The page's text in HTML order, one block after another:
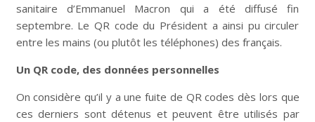
sanitaire d’Emmanuel Macron qui a été diffusé fin
septembre. Le QR code du Président a ainsi pu circuler
entre les mains (ou plutôt les téléphones) des français.
Un QR code, des données personnelles
On considère qu’il y a une fuite de QR codes dès lors que
ces derniers sont détenus et peuvent être utilisés par